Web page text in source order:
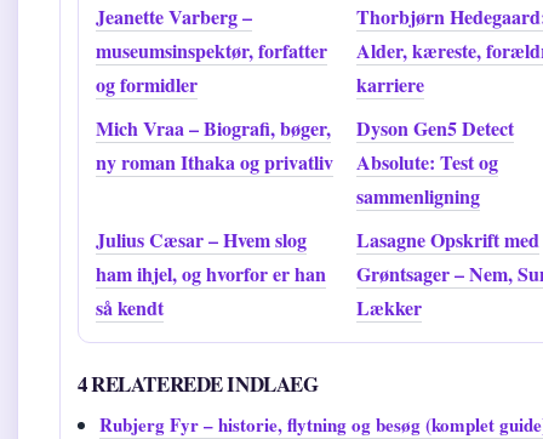
Jeanette Varberg –
museumsinspektør, forfatter
og formidler
Thorbjørn
Alder, kæreste,
karriere
Mich Vraa – Biografi, bøger,
ny roman Ithaka og privatliv
Dyson Gen5 Detect
Absolute: Test og
sammenligning
Julius Cæsar – Hvem slog
ham ihjel, og hvorfor er han
så kendt
Lasagne Opskrift med
Grøntsager – Nem,
Lækker
4 RELATEREDE INDLAEG
Rubjerg Fyr – historie, flytning og besøg (komplet